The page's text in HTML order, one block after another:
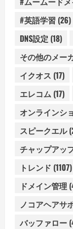
#英語学習 (26)
DNS設定 (18)
その他のメー
イクオス (17)
エレコム (17)
オンラインシ
スピークエル
チャップアッ
トレンド (1107)
ドメイン管理
ノコアヘアサ
バッファロー